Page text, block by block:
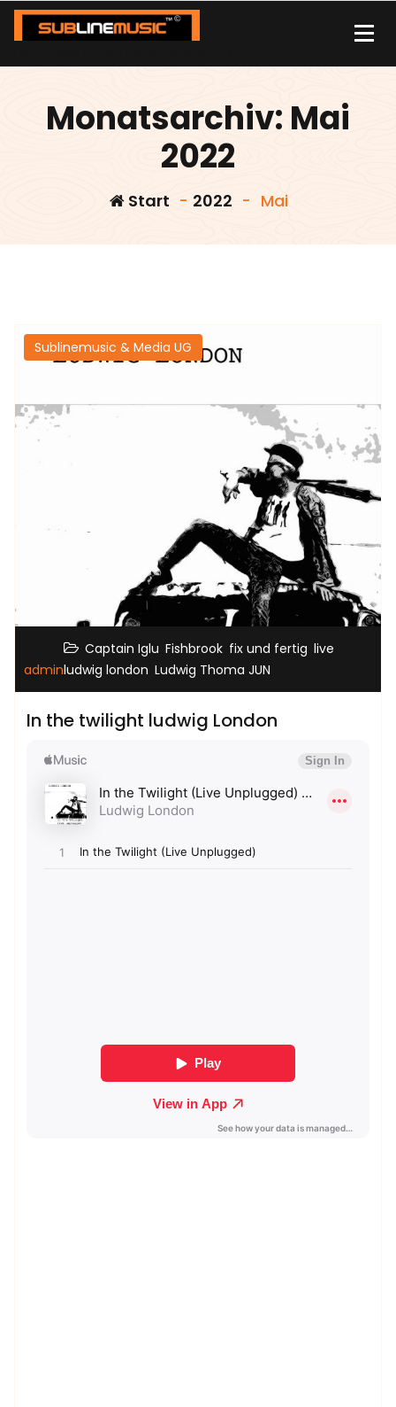
Zum
Inhalt
Monatsarchiv: Mai
2022
Start - 2022 - Mai
Sublinemusic & Media UG
admin
Captain Iglu Fishbrook fix und fertig live
ludwig london Ludwig Thoma JUN
In the twilight ludwig London